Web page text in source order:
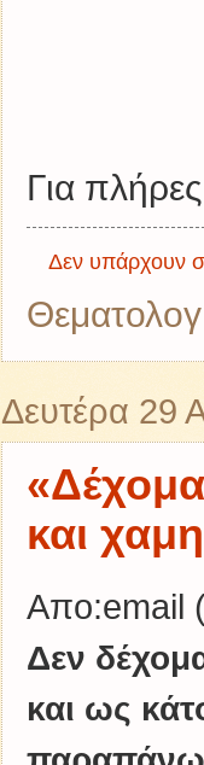
Για
Δεν υπάρχουν
Δευτέρα 29
και
Απο:email
Δεν
και ως